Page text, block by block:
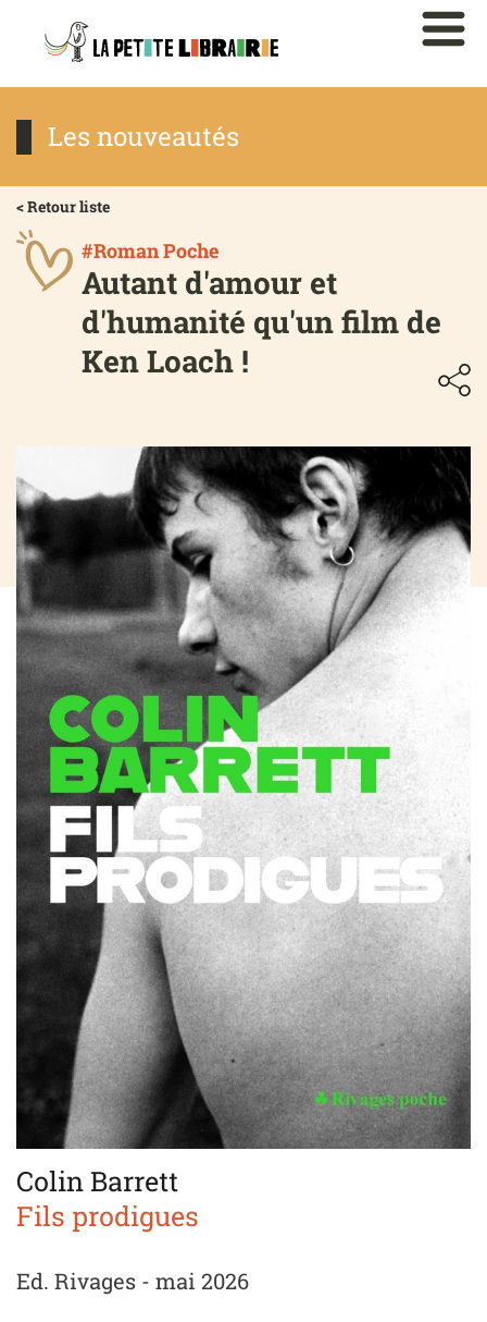
Les nouveautés
< Retour liste
#Roman Poche
Autant d'amour et
d'humanité qu'un film de
Ken Loach !
Colin Barrett
Fils prodigues
Ed. Rivages - mai 2026